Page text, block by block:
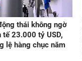
thái không ngờ
tế 23.000 tỷ USD,
lệ hàng chục năm